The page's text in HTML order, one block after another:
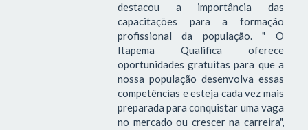
destacou a importância das
capacitações para a formação
profissional da população. " O
Itapema Qualifica oferece
oportunidades gratuitas para que a
nossa população desenvolva essas
competências e esteja cada vez mais
preparada para conquistar uma vaga
no mercado ou crescer na carreira",